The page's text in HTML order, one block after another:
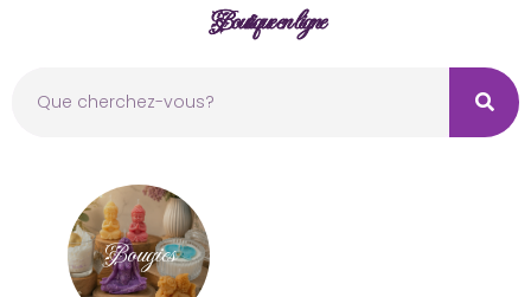
Boutique en ligne
Bougies